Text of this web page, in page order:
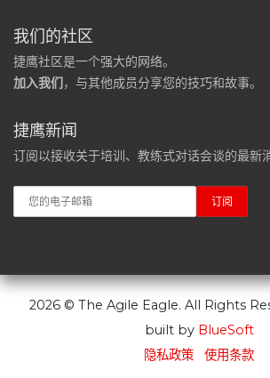
我们的社区
捷鹰社区是一个强大的网络。
加入我们 ，与其他成员分享您的技巧和故事。
捷鹰新闻
订阅以接收关于培训、教练式对话会谈的最新
2026 © The Agile Eagle. All Rights
built by BlueSoft
隐私政策
使用条款